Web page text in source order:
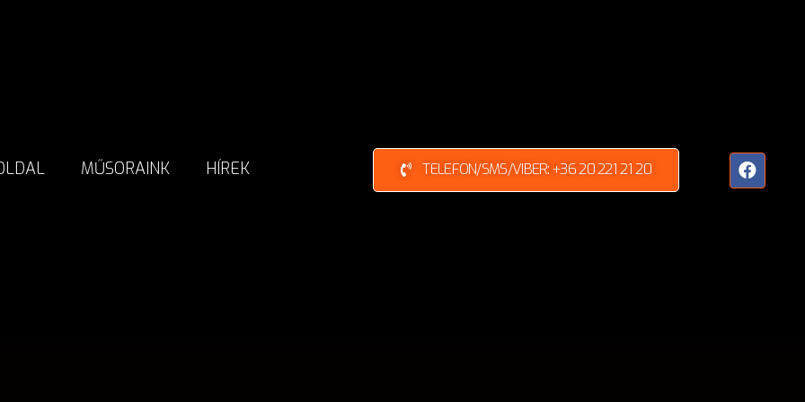
MŰSORAINK HÍREK TELEFON/SMS/VIBER: +36 20 221 21 20